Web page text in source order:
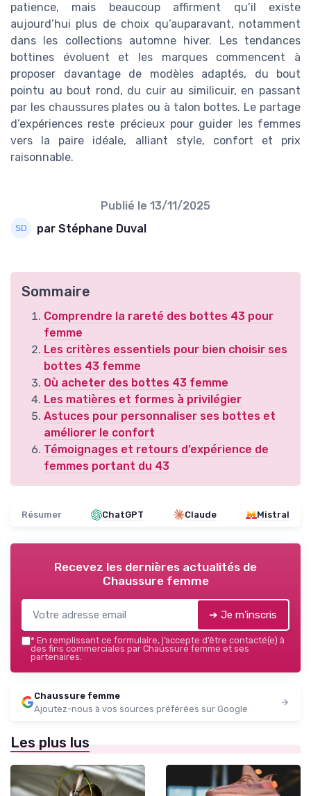
patience, mais beaucoup affirment qu’il existe
aujourd’hui plus de choix qu’auparavant, notamment
dans les collections automne hiver. Les tendances
bottines évoluent et les marques commencent à
proposer davantage de modèles adaptés, du bout
pointu au bout rond, du cuir au similicuir, en passant
par les chaussures plates ou à talon bottes. Le partage
d’expériences reste précieux pour guider les femmes
vers la paire idéale, alliant style, confort et prix
raisonnable.
Publié le 13/11/2025
par Stéphane Duval
Sommaire
Comprendre la rareté des bottes 43 pour
femme
Les critères essentiels pour bien choisir ses
bottes 43 femme
Où acheter des bottes 43 femme
Les matières et formes à privilégier
Astuces pour personnaliser ses bottes et
améliorer le confort
Témoignages et retours d’expérience de
femmes portant du 43
Résumer ChatGPT Claude Mistral
Recevez les dernières actualités de
Chaussure femme
➔ Je m'inscris
* En remplissant ce formulaire, j’accepte d’être contacté(e) à
des fins commerciales par Chaussure femme et ses
partenaires.
Chaussure femme
Ajoutez-nous à vos sources préférées sur Google
Les plus lus